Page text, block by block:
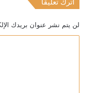
اترك تعليقاً
لن يتم نشر عنوان بريدك